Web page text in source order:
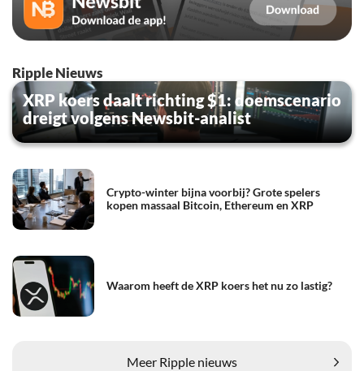
Ripple Nieuws
XRP koers daalt richting $1: doemscenario
dreigt volgens Newsbit-analist
Crypto-winter bijna voorbij? Grote spelers
kopen massaal Bitcoin, Ethereum en XRP
Waarom heeft de XRP koers het nu zo lastig?
Meer Ripple nieuws